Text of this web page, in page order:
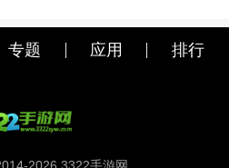
专题 应用 排行